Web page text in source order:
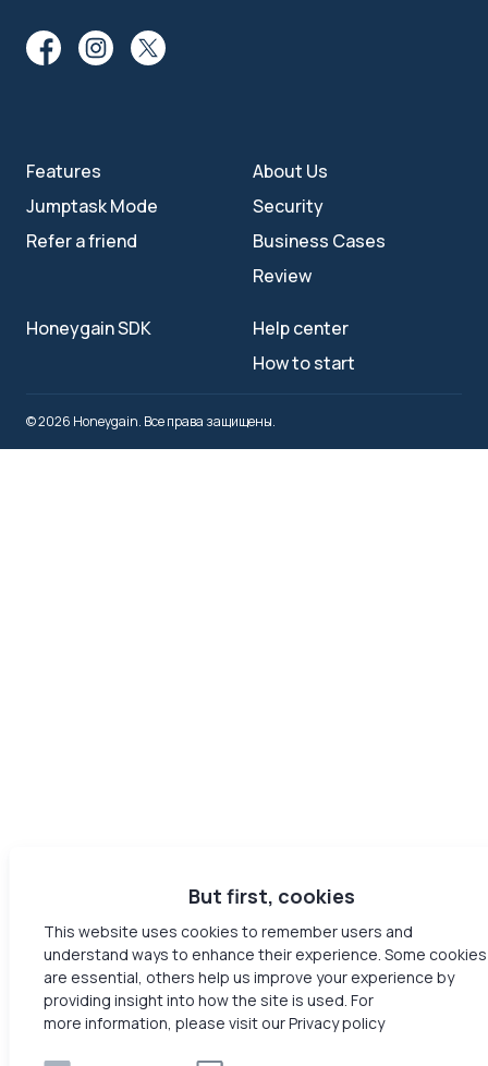
Features
Jumptask Mode
Refer a friend
About Us
Security
Business Cases
Review
Honeygain SDK
Help center
How to start
© 2026 Honeygain. Все права защищены.
But first, cookies
This website uses cookies to remember users and
understand ways to enhance their experience. Some cookies
are essential, others help us improve your experience by
providing insight into how the site is used. For
more information, please visit our Privacy policy